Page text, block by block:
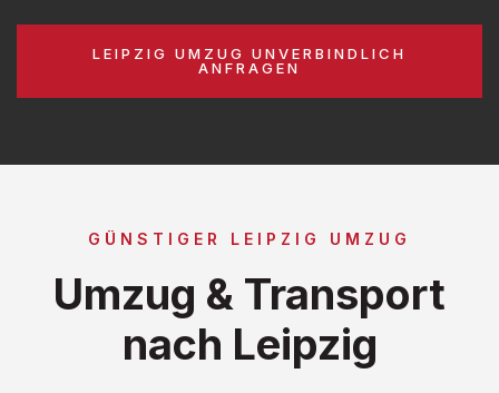
LEIPZIG UMZUG UNVERBINDLICH
ANFRAGEN
GÜNSTIGER LEIPZIG UMZUG
Umzug & Transport
nach Leipzig